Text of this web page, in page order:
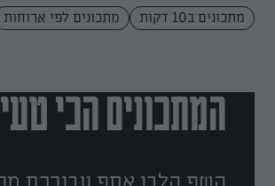
מתכונים ב10 דקות מתכונים לפי ארוחות
המתכונים הכי